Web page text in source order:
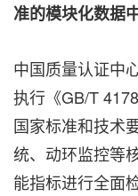
准的模块化数据
中国质量认证中
执行《GB/T
国家标准和技术
统、动环监控等
能指标进行全面